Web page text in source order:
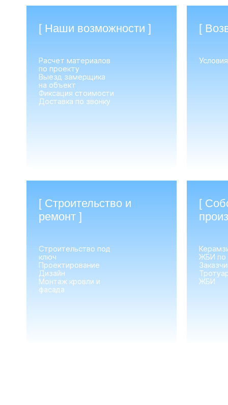
[ Наши возможности ]
Расчет материалов
по проекту
Выезд замерщика
на объект
Фиксация стоимости
Доставка по звонку
[
[ Строительство и
ремонт ]
Строительство под
ключ
Проектирование
Дизайн
Монтаж кровли и
фасада
[
ЖБИ по
ЖБИ